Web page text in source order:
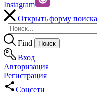
Instagram
Открыть форму поиска
Find
Вход
Авторизация
Регистрация
Соцсети